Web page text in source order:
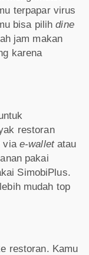
terpapar virus
bisa pilihdine
jam makan
karena
restoran
via e-walletatau
pakai
SimobiPlus.
mudah top
restoran. Kamu